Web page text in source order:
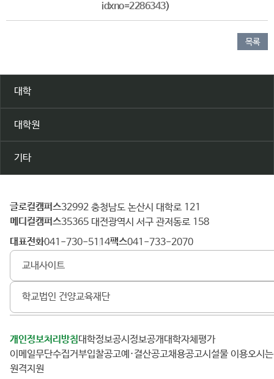
idxno=2286343)
목록
대학
대학원
기타
건
양
대
학
글로컬캠퍼스 32992 충청남도 논산시 대학로 121
메디컬캠퍼스 35365 대전광역시 서구 관저동로 158
대표전화 041-730-5114 팩스 041-733-2070
교내사이트
학교법인 건양교육재단
개인정보처리방침 대학정보공시 정보공개
대학자체평가
이메일무단수집거부
입찰공고 예·결산공고 채용공고 시설물 이용
오시
원격지원